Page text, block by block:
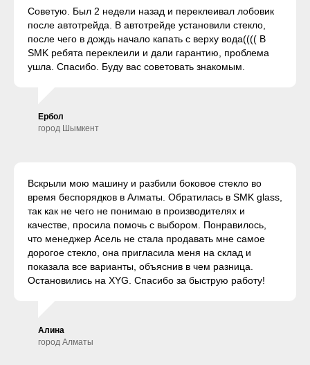
Советую. Был 2 недели назад и переклеивал лобовик
после автотрейда. В автотрейде установили стекло,
после чего в дождь начало капать с верху вода(((( В
SMK ребята переклеили и дали гарантию, проблема
ушла. Спасибо. Буду вас советовать знакомым.
Ербол
город Шымкент
Вскрыли мою машину и разбили боковое стекло во
время беспорядков в Алматы. Обратилась в SMK glass,
так как не чего не понимаю в производителях и
качестве, просила помочь с выбором. Понравилось,
что менеджер Асель не стала продавать мне самое
дорогое стекло, она пригласила меня на склад и
показала все варианты, объяснив в чем разница.
Остановились на XYG. Спасибо за быструю работу!
Алина
город Алматы